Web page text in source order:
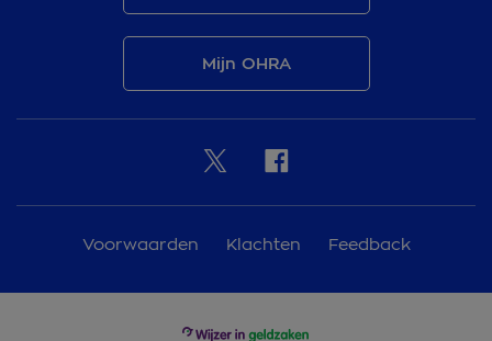
Mijn OHRA
Voorwaarden Klachten Feedback